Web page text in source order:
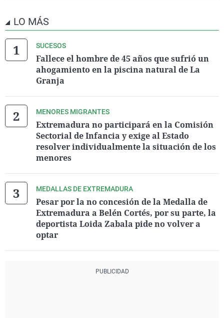
LO MÁS
SUCESOS
Fallece el hombre de 45 años que sufrió un
ahogamiento en la piscina natural de La
Granja
MENORES MIGRANTES
Extremadura no participará en la Comisión
Sectorial de Infancia y exige al Estado
resolver individualmente la situación de los
menores
MEDALLAS DE EXTREMADURA
Pesar por la no concesión de la Medalla de
Extremadura a Belén Cortés, por su parte, la
deportista Loida Zabala pide no volver a
optar